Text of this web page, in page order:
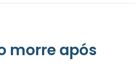
morre após